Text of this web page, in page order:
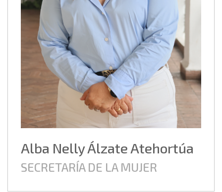
Alba Nelly Álzate Atehortúa
SECRETARÍA DE LA MUJER